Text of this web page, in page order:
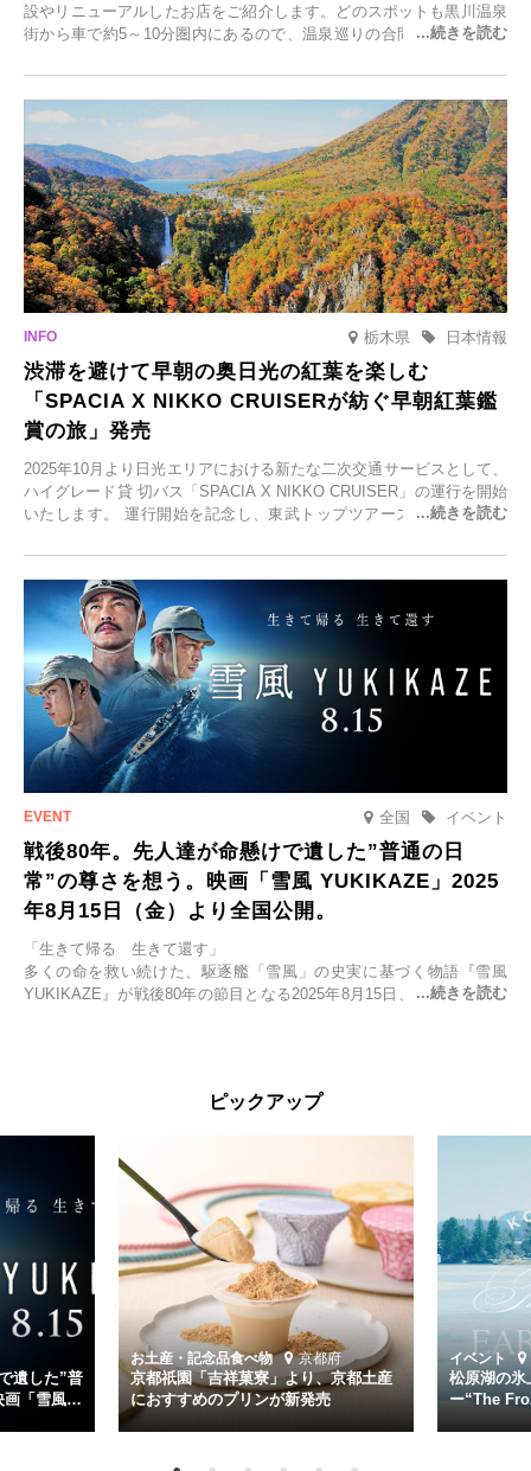
設やリニューアルしたお店をご紹介します。どのスポットも黒川温泉
街から車で約5～10分圏内にあるので、温泉巡りの合間に気軽に立ち
元食材にこだわったレストランなど、多彩な魅力が満載です。黒川温
泉の新たな楽しみとしてチェックしてみてください。
栃木県 日本情報
渋滞を避けて早朝の奥日光の紅葉を楽しむ
「SPACIA X NIKKO CRUISERが紡ぐ早朝紅葉鑑
賞の旅」発売
2025年10月より日光エリアにおける新たな二次交通サービスとして、
ハイグレード貸 切バス「SPACIA X NIKKO CRUISER」の運行を開始
いたします。 運行開始を記念し、東武トップツアーズ株式会社では
2025年9月12日(金)より発売いたします。
全国 イベント
戦後80年。先人達が命懸けで遺した”普通の日
常”の尊さを想う。映画「雪風 YUKIKAZE」2025
年8月15日（金）より全国公開。
「生きて帰る 生きて還す」
多くの命を救い続けた、駆逐艦「雪風」の史実に基づく物語『雪風
YUKIKAZE』が戦後80年の節目となる2025年8月15日、全国公開され
くの仲間の命を救い帰還させ、戦後まで生き抜き「幸運艦」と呼ばれ
主演は「雪風」の艦長・寺澤一利を演じる竹野内豊。先任伍長・早瀬
幸平を玉木宏が演じるほか、奥平大兼、田中麗奈、石丸幹二、益岡徹
など実力派俳優が共演。そして戦艦大和と運命を共にした帝国海軍・
第二艦隊司令長官、伊藤整一を中井貴一が圧倒的な存在感で演じ切
る。
時代が再び、分断と暴力に揺れる現代。本作は「同じ過ちを繰り返す
道を歩んではいないか」と、彼らが命をかけて守りたいと願っ
た”今”を生きる私達に問いかける。戦後80年、戦争の記憶が薄れゆく
今だからこそ、尊い平和の価値を未来に繋ぐ作品『雪風 YUKIKAZE』
を多くの方にご覧いただきたい。
ピックアップ
遺した”普
画「雪風
お土産・記念品食べ物 京都府
京都祇園「吉祥菓寮」より、京都土産
におすすめのプリンが新発売
イベント
松原湖の氷
ー“The